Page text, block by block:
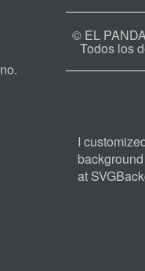
© EL
Todos los
I
at